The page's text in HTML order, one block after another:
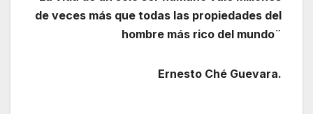
de veces más que todas las propiedades del
hombre más rico del mundo¨
Ernesto Ché Guevara.